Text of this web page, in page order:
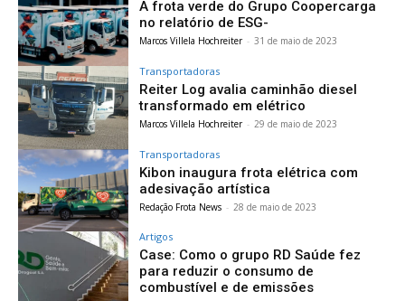
A frota verde do Grupo Coopercarga
no relatório de ESG-
Marcos Villela Hochreiter - 31 de maio de 2023
Transportadoras
Reiter Log avalia caminhão diesel
transformado em elétrico
Marcos Villela Hochreiter - 29 de maio de 2023
Transportadoras
Kibon inaugura frota elétrica com
adesivação artística
Redação Frota News - 28 de maio de 2023
Artigos
Case: Como o grupo RD Saúde fez
para reduzir o consumo de
combustível e de emissões